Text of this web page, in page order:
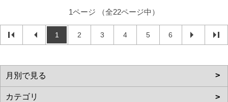
1ページ （全22ページ中）
1 2 3 4 5 6